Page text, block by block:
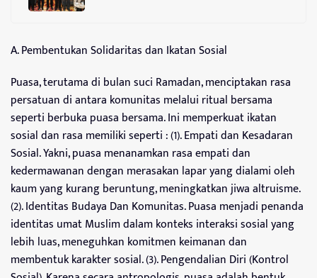
A. Pembentukan Solidaritas dan Ikatan Sosial
Puasa, terutama di bulan suci Ramadan, menciptakan rasa
persatuan di antara komunitas melalui ritual bersama
seperti berbuka puasa bersama. Ini memperkuat ikatan
sosial dan rasa memiliki seperti : (1). Empati dan Kesadaran
Sosial. Yakni, puasa menanamkan rasa empati dan
kedermawanan dengan merasakan lapar yang dialami oleh
kaum yang kurang beruntung, meningkatkan jiwa altruisme.
(2). Identitas Budaya Dan Komunitas. Puasa menjadi penanda
identitas umat Muslim dalam konteks interaksi sosial yang
lebih luas, meneguhkan komitmen keimanan dan
membentuk karakter sosial. (3). Pengendalian Diri (Kontrol